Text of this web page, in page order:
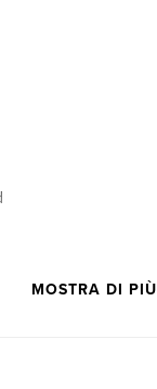
MOSTRA DI PIÙ